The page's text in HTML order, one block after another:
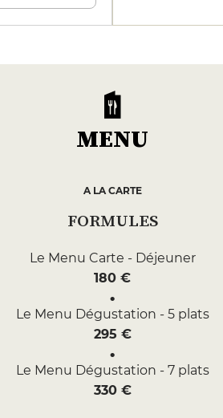
MENU
A LA CARTE
FORMULES
Le Menu Carte - Déjeuner
180 €
Le Menu Dégustation - 5 plats
295 €
Le Menu Dégustation - 7 plats
330 €